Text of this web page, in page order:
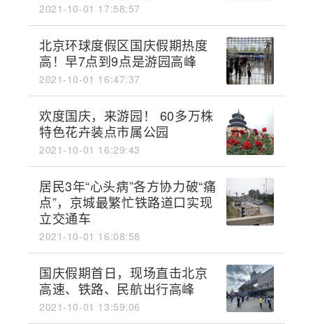
2021-10-01 17:58:57
北京环球度假区国庆假期热度
高！早7点到9点是游园高峰
2021-10-01 16:47:37
欢度国庆，来游园！ 60多万株
特色花卉装点市属公园
2021-10-01 16:29:43
居民3年“心头病”各方协力破“痛
点”，京城最繁忙铁路道口实现
立交通车
2021-10-01 16:08:58
国庆假期首日，现场直击北京
高速、铁路、民航出行高峰
2021-10-01 13:59:06